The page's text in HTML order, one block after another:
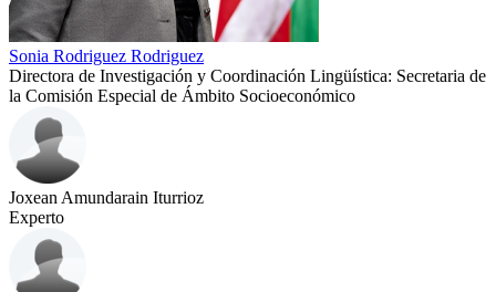
Sonia Rodriguez Rodriguez
Directora de Investigación y Coordinación Lingüística: Secretaria de
la Comisión Especial de Ámbito Socioeconómico
Joxean Amundarain Iturrioz
Experto